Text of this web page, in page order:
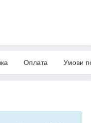
Оплата Умови